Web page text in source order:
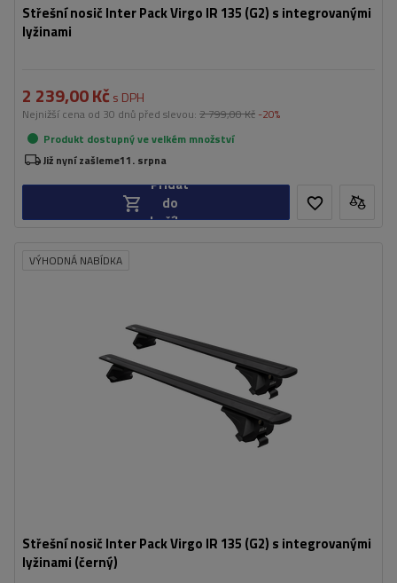
Střešní nosič Inter Pack Virgo IR 135 (G2) s integrovanými
lyžinami
2 239,00 Kč s DPH
Nejnižší cena od 30 dnů před slevou: 2 799,00 Kč -20%
Produkt dostupný ve velkém množství
Již nyní zašleme11. srpna
Přidat
do
košíku
VÝHODNÁ NABÍDKA
Střešní nosič Inter Pack Virgo IR 135 (G2) s integrovanými
lyžinami (černý)